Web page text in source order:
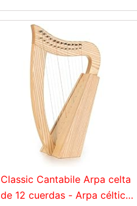
Classic Cantabile Arpa celta
de 12 cuerdas - Arpa céltica